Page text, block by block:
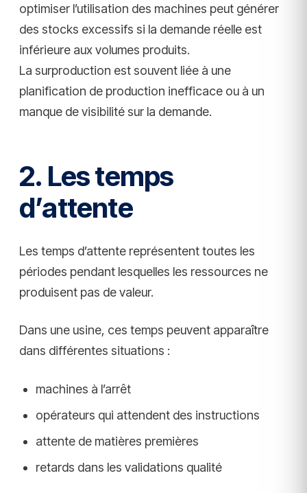
optimiser l’utilisation des machines peut générer
des stocks excessifs si la demande réelle est
inférieure aux volumes produits.
La surproduction est souvent liée à une
planification de production inefficace ou à un
manque de visibilité sur la demande.
2. Les temps
d’attente
Les temps d’attente représentent toutes les
périodes pendant lesquelles les ressources ne
produisent pas de valeur.
Dans une usine, ces temps peuvent apparaître
dans différentes situations :
machines à l’arrêt
opérateurs qui attendent des instructions
attente de matières premières
retards dans les validations qualité